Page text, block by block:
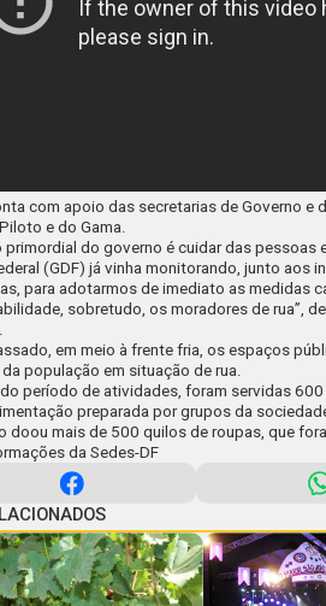
com apoio das secretarias de Governo
e do Gama.
primordial do governo é cuidar das
(GDF) já vinha monitorando, junto
para adotarmos de imediato as medidas
sobretudo, os moradores de rua”,
em meio à frente fria, os espaços
população em situação de rua.
período de atividades, foram servidas
preparada por grupos da
doou mais de 500 quilos de roupas, que
da Sedes-DF